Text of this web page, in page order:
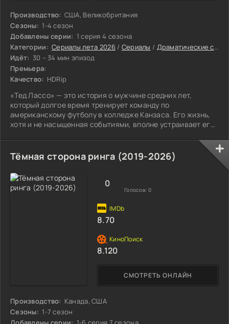
Производство: США, Великобритания
Сезоны: 1-4 сезон
Добавлены серии: 1 серия 4 сезона
Категории: Сериалы лета 2026/ Сериалы / Драматические сериалы
Идёт: 30 – 34 мин эпизод
Премьера:
Качество: HDRip
«Тед Лассо» — это история о мужчине средних лет,
который долгое время тренирует команду по
американскому футболу в колледже Канзаса. Его жизнь,
хотя и не насыщенная событиями, вполне устраивает его:
Тёмная сторона ринга (2019-2026)
Производство: Канада, США
Сезоны: 1-7 сезон
СМОТРЕТЬ ОНЛАЙН
0
Голосов: 0
8.70
8.120